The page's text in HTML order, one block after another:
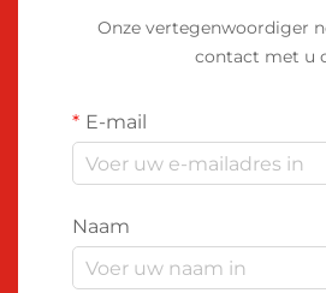
Onze vertegenwoordiger
contact met u
E-mail
Naam